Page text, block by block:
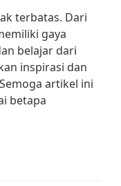
terbatas. Dari
gaya
belajar dari
inspirasi dan
artikel ini
betapa